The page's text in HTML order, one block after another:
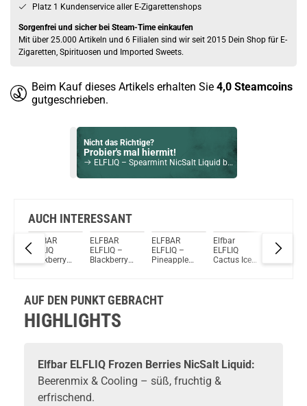
Platz 1 Kundenservice aller E-Zigarettenshops
Sorgenfrei und sicher bei Steam-Time einkaufen
Mit über 25.000 Artikeln und 6 Filialen sind wir seit 2015 Dein Shop für E-
Zigaretten, Spirituosen und Imported Sweets.
Beim Kauf dieses Artikels erhalten Sie 4,0 Steamcoins
gutgeschrieben.
Nicht das Richtige?
Probier's mal hiermit!
ELFLIQ – Spearmint NicSalt Liquid by ElfBar 10ml / 10mg
Elfbar ELFLIQ Cactus Ice NicSalt Liquid 10ml / 10mg
Du willst Kröten sparen?
Schau mal hier!
Suorin Trio85 5ml 85 W Pod System Kit Blau
AUCH INTERESSANT
ELFBAR
ELFLIQ
Blackberry
ELFBAR
ELFLIQ –
Blackberry
ELFBAR
ELFLIQ –
Pineapple
Liquid
Elfbar
ELFLIQ
Cactus Ice
ELFLIQ –
Peach
AUF DEN PUNKT GEBRACHT
HIGHLIGHTS
Elfbar ELFLIQ Frozen Berries NicSalt Liquid:
Beerenmix & Cooling – süß, fruchtig &
erfrischend.